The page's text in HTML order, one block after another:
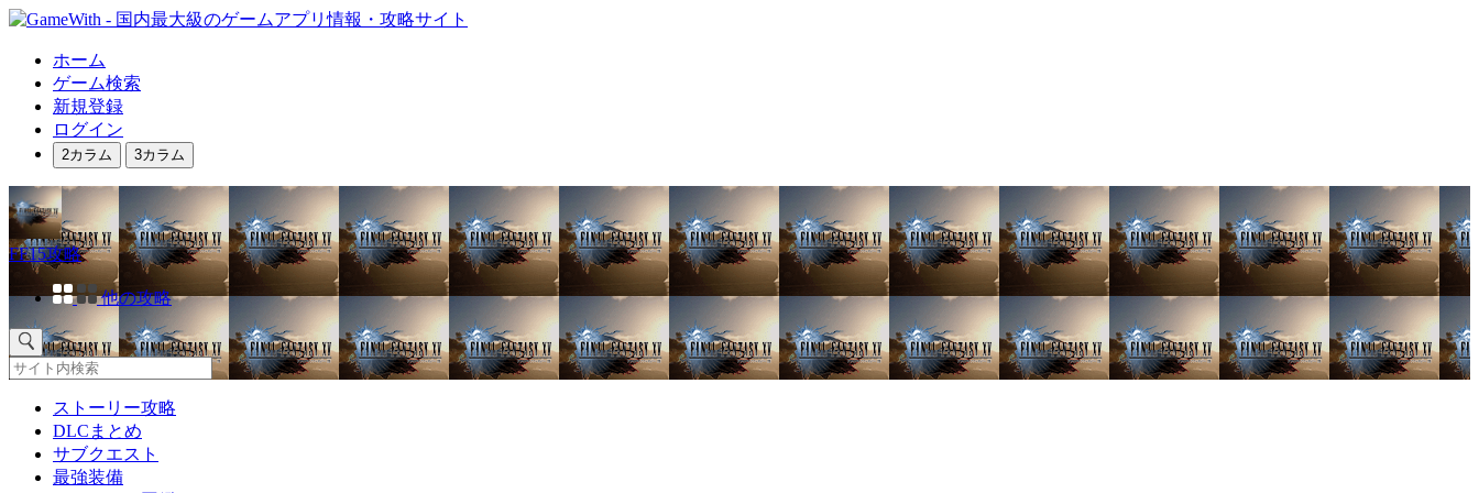
ホーム
ゲーム検索
新規登録
ログイン
2カラム 3カラム
FF15攻略
他の攻略
ストーリー攻略
DLCまとめ
サブクエスト
最強装備